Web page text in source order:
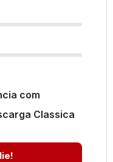
com
Classica